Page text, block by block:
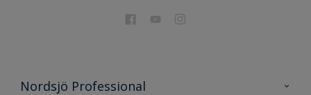
Nordsjö Professional